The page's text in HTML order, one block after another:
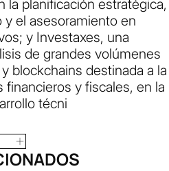
la planificación estratégica,
el asesoramiento en
y Investaxes, una
de grandes volúmenes
blockchains destinada a la
y fiscales, en la
técni